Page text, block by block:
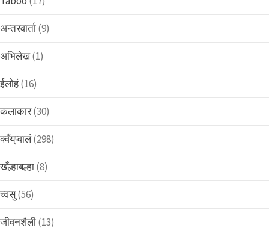
अन्तरवार्ता(9)
अभिलेख(1)
ईलोहं(16)
कलाकार(30)
क्वँय्‌प्वालं(298)
खँल्हाबल्हा(8)
च्वसु(56)
जीवनशैली(13)